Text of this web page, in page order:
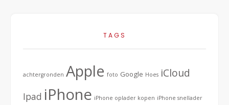
TAGS
achtergronden Apple foto Google Hoes iCloud
Ipad iPhone iPhone oplader kopen iPhone snellader